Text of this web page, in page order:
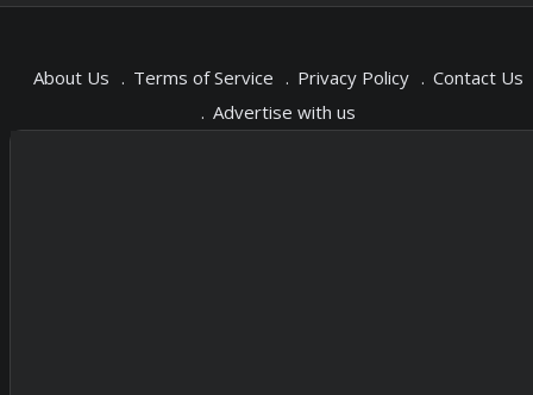
About Us Terms of Service Privacy Policy
Contact Us
Advertise with us